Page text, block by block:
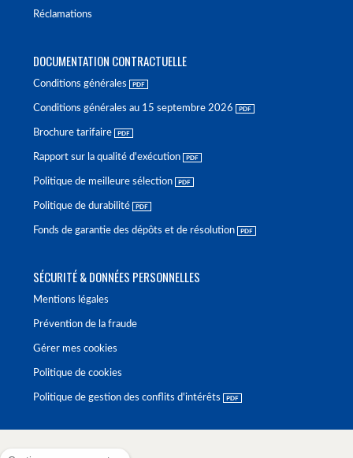
Réclamations
DOCUMENTATION CONTRACTUELLE
Conditions générales
Conditions générales au 15 septembre 2026
Brochure tarifaire
Rapport sur la qualité d'exécution
Politique de meilleure sélection
Politique de durabilité
Fonds de garantie des dépôts et de résolution
SÉCURITÉ & DONNÉES PERSONNELLES
Mentions légales
Prévention de la fraude
Gérer mes cookies
Politique de cookies
Politique de gestion des conflits d'intérêts